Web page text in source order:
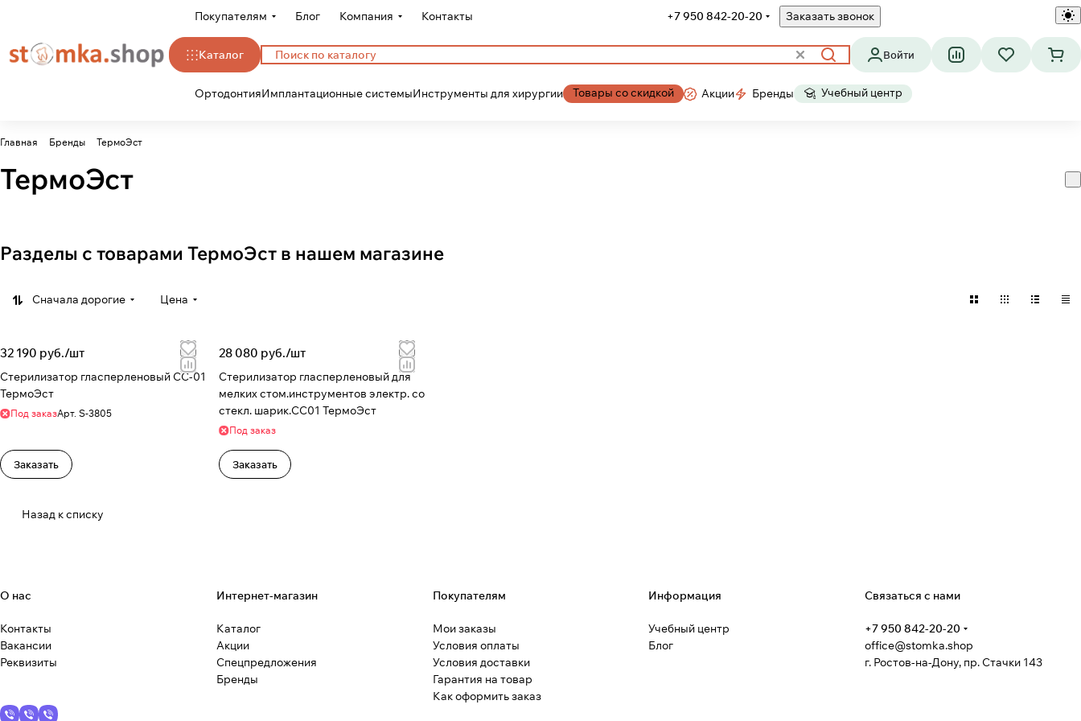
Покупателям Блог Компания Контакты +7 950 842-20-20 Заказать звонок
Каталог Войти
ОртодонтияИмплантационные системыИнструменты для хирургии Товары со скидкой Акции Бренды Учебный центр
Главная Бренды ТермоЭст
ТермоЭст
Разделы с товарами ТермоЭст в нашем магазине
Сначала дорогие Цена
32 190 руб./шт
Стерилизатор гласперленовый СС-01
ТермоЭст
Под заказАрт. S-3805
Заказать
28 080 руб./шт
Стерилизатор гласперленовый для
мелких стом.инструментов электр. со
стекл. шарик.СС01 ТермоЭст
Под заказ
Заказать
Назад к списку
О нас
Контакты
Вакансии
Реквизиты
Интернет-магазин
Каталог
Акции
Спецпредложения
Бренды
Покупателям
Мои заказы
Условия оплаты
Условия доставки
Гарантия на товар
Как оформить заказ
Информация
Учебный центр
Блог
Связаться с нами
+7 950 842-20-20
office@stomka.shop
г. Ростов-на-Дону, пр. Стачки 143